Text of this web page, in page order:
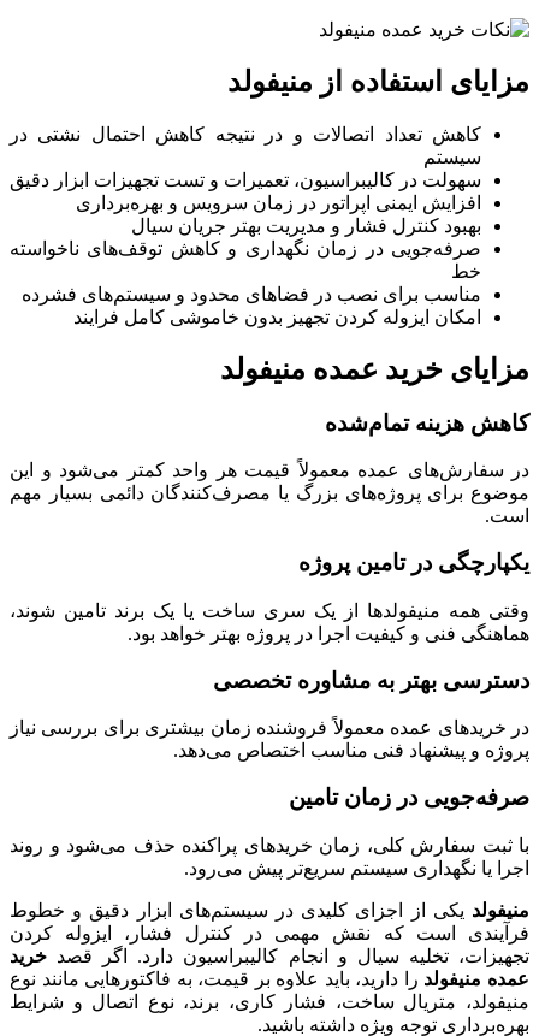
مزایای استفاده از منیفولد
کاهش تعداد اتصالات و در نتیجه کاهش احتمال نشتی در
سیستم
سهولت در کالیبراسیون، تعمیرات و تست تجهیزات ابزار دقیق
افزایش ایمنی اپراتور در زمان سرویس و بهره‌برداری
بهبود کنترل فشار و مدیریت بهتر جریان سیال
صرفه‌جویی در زمان نگهداری و کاهش توقف‌های ناخواسته
خط
مناسب برای نصب در فضاهای محدود و سیستم‌های فشرده
امکان ایزوله کردن تجهیز بدون خاموشی کامل فرایند
مزایای خرید عمده منیفولد
کاهش هزینه تمام‌شده
در سفارش‌های عمده معمولاً قیمت هر واحد کمتر می‌شود و این
موضوع برای پروژه‌های بزرگ یا مصرف‌کنندگان دائمی بسیار مهم
است.
یکپارچگی در تامین پروژه
وقتی همه منیفولدها از یک سری ساخت یا یک برند تامین شوند،
هماهنگی فنی و کیفیت اجرا در پروژه بهتر خواهد بود.
دسترسی بهتر به مشاوره تخصصی
در خریدهای عمده معمولاً فروشنده زمان بیشتری برای بررسی نیاز
پروژه و پیشنهاد فنی مناسب اختصاص می‌دهد.
صرفه‌جویی در زمان تامین
با ثبت سفارش کلی، زمان خریدهای پراکنده حذف می‌شود و روند
اجرا یا نگهداری سیستم سریع‌تر پیش می‌رود.
منیفولد یکی از اجزای کلیدی در سیستم‌های ابزار دقیق و خطوط
فرآیندی است که نقش مهمی در کنترل فشار، ایزوله کردن
تجهیزات، تخلیه سیال و انجام کالیبراسیون دارد. اگر قصد خرید
عمده منیفولد را دارید، باید علاوه بر قیمت، به فاکتورهایی مانند نوع
منیفولد، متریال ساخت، فشار کاری، برند، نوع اتصال و شرایط
بهره‌برداری توجه ویژه داشته باشید.